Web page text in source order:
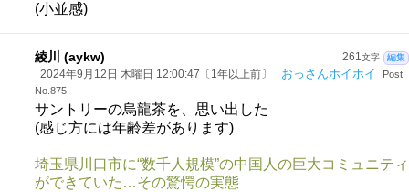
(小並感)
261 文字 編集
綾川 (aykw)
2024年9月12日 木曜日 12:00:47〔1年以上前〕 おっさんホイホイ
Post
No.875
サントリーの烏龍茶を、思い出した
(感じ方には年齢差があります)
埼玉県川口市に“数千人規模”の中国人の巨大コミュニティ
ができていた…その驚愕の実態